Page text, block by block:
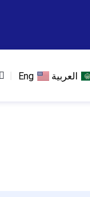
Eng العربية